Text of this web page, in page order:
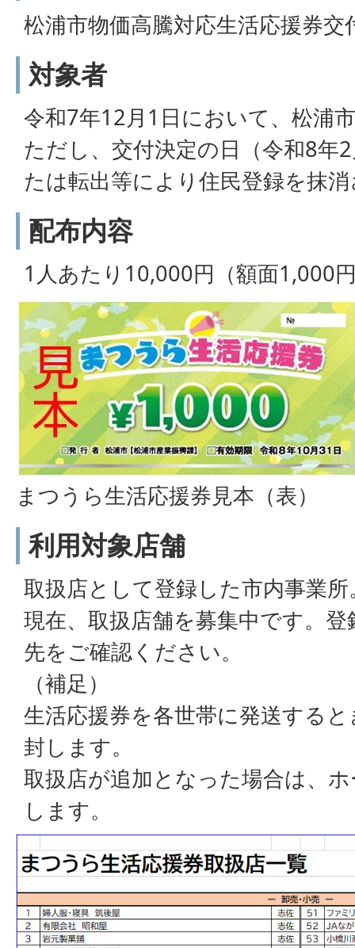
松浦市物価高騰対応生活応援券交
対象者
令和7年12月1日において、松浦
ただし、交付決定の日（令和8年
たは転出等により住民登録を抹
配布内容
1人あたり10,000円（額面1,000
まつうら生活応援券見本（表）
利用対象店舗
取扱店として登録した市内事業所
現在、取扱店舗を募集中です。
先をご確認ください。
（補足）
生活応援券を各世帯に発送する
封します。
取扱店が追加となった場合は、
します。